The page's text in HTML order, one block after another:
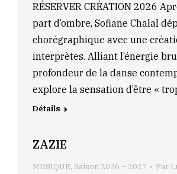
RÉSERVER CRÉATION 2026
part d’ombre, Sofiane Chalal
chorégraphique avec une
interprètes. Alliant l’énergie
profondeur de la danse
explore la sensation d’être «
Détails
ZAZIE
MUSIQUE, Saison 2026 – 2027 Par